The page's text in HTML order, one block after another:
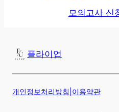
모의고사 신
플라이업
개인정보처리방침 이용약관